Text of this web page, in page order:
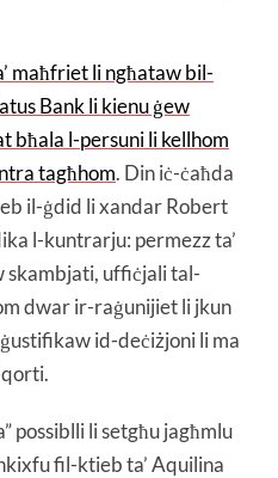
maħfriet li ngħataw bil-
Bank li kienu ġew
bħala l-persuni li kellhom
tagħhom. Din iċ-ċaħda
il-ġdid li xandar Robert
l-kuntrarju: permezz ta’
skambjati, uffiċjali tal-
dwar ir-raġunijiet li jkun
id-deċiżjoni li ma
possiblli li setgħu jagħmlu
fil-ktieb ta’ Aquilina